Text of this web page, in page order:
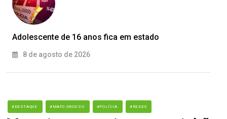
Adolescente de 16 anos fica em estado
8 de agosto de 2026
#DESTAQUE #MATO GROSSO #POLÍCIA #REDES